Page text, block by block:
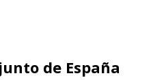
de España